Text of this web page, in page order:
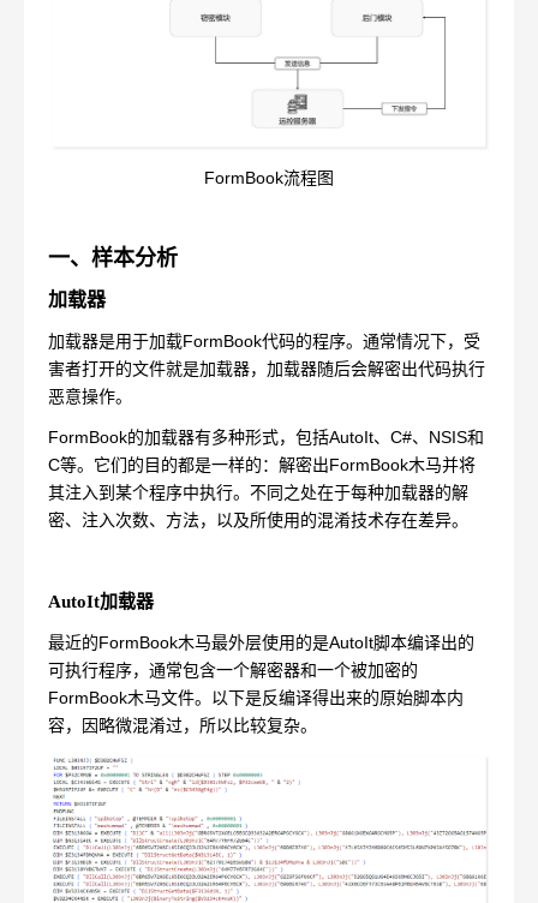
FormBook流程图
一、样本分析
加载器
加载器是用于加载FormBook代码的程序。通常情况下，受
害者打开的文件就是加载器，加载器随后会解密出代码执行
恶意操作。
FormBook的加载器有多种形式，包括AutoIt、C#、NSIS和
C等。它们的目的都是一样的：解密出FormBook木马并将
其注入到某个程序中执行。不同之处在于每种加载器的解
密、注入次数、方法，以及所使用的混淆技术存在差异。
AutoIt加载器
最近的FormBook木马最外层使用的是AutoIt脚本编译出的
可执行程序，通常包含一个解密器和一个被加密的
FormBook木马文件。以下是反编译得出来的原始脚本内
容，因略微混淆过，所以比较复杂。